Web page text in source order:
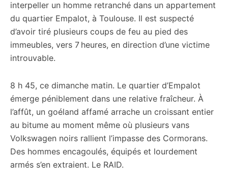
interpeller un homme retranché dans un appartement
du quartier Empalot, à Toulouse. Il est suspecté
d’avoir tiré plusieurs coups de feu au pied des
immeubles, vers 7 heures, en direction d’une victime
introuvable.
8 h 45, ce dimanche matin. Le quartier d’Empalot
émerge péniblement dans une relative fraîcheur. À
l’affût, un goéland affamé arrache un croissant entier
au bitume au moment même où plusieurs vans
Volkswagen noirs rallient l’impasse des Cormorans.
Des hommes encagoulés, équipés et lourdement
armés s’en extraient. Le RAID.